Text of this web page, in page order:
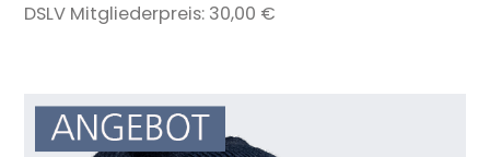
DSLV Mitgliederpreis: 30,00 €